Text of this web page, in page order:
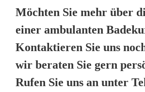
Möchten Sie mehr über
einer ambulanten
Kontaktieren Sie uns
wir beraten Sie gern
Rufen Sie uns an unter